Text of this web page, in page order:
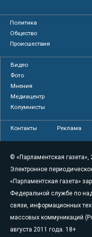
Политика
Общество
Происшествия
Видео
Фото
Мнения
Медиацентр
Колумнисты
Контакты Реклама
© «Парламентская газета»,
Электронное
«Парламентская газета»
Федеральной службе по
связи, информационных
массовых коммуникаций
августа 2011 года. 18+